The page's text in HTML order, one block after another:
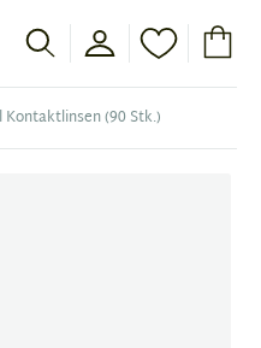
Kontaktlinsen (90 Stk.)